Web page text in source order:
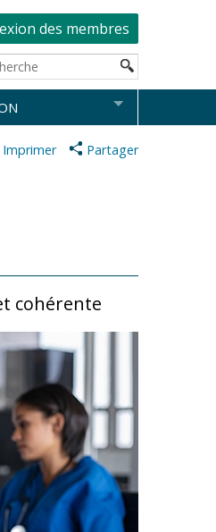
des membres
Imprimer Partager
cohérente